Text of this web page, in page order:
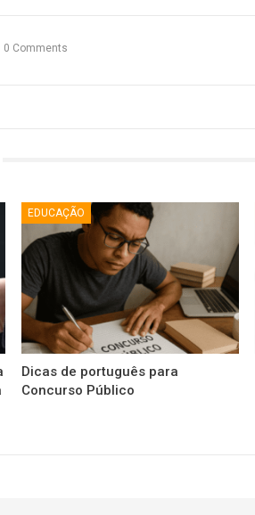
0 Comments
EDUCAÇÃO
Dicas de português para
Concurso Público